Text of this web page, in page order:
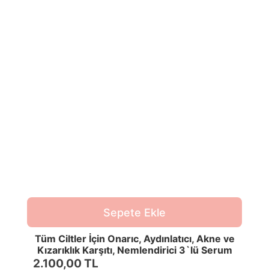
Sepete Ekle
Tüm Ciltler İçin Onarıc, Aydınlatıcı, Akne ve
Kızarıklık Karşıtı, Nemlendirici 3`lü Serum
2.100,00 TL